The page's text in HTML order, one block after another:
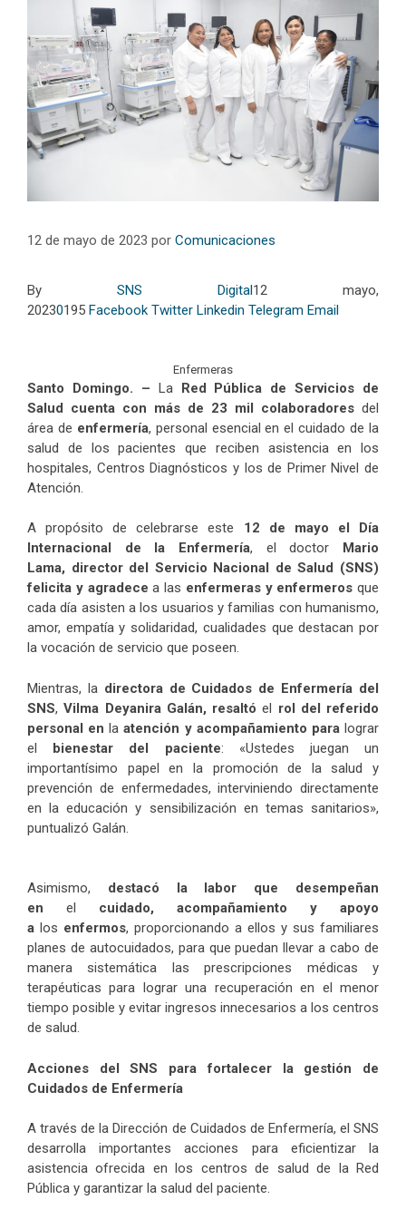
12 de mayo de 2023 por Comunicaciones
By SNS Digital12 mayo,
20230195 Facebook Twitter Linkedin Telegram Email
Enfermeras
Santo Domingo. – La Red Pública de Servicios de
Salud cuenta con más de 23 mil colaboradores del
área de enfermería, personal esencial en el cuidado de la
salud de los pacientes que reciben asistencia en los
hospitales, Centros Diagnósticos y los de Primer Nivel de
Atención.
A propósito de celebrarse este 12 de mayo el Día
Internacional de la Enfermería, el doctor Mario
Lama, director del Servicio Nacional de Salud (SNS)
felicita y agradece a las enfermeras y enfermeros que
cada día asisten a los usuarios y familias con humanismo,
amor, empatía y solidaridad, cualidades que destacan por
la vocación de servicio que poseen.
Mientras, la directora de Cuidados de Enfermería del
SNS,Vilma Deyanira Galán, resaltó el rol del referido
personal en laatención y acompañamiento paralograr
el bienestar del paciente: «Ustedes juegan un
importantísimo papel en la promoción de la salud y
prevención de enfermedades, interviniendo directamente
en la educación y sensibilización en temas sanitarios»,
puntualizó Galán.
Asimismo, destacó la labor que desempeñan
en el cuidado, acompañamiento y apoyo
a los enfermos, proporcionando a ellos y sus familiares
planes de autocuidados, para que puedan llevar a cabo de
manera sistemática las prescripciones médicas y
terapéuticas para lograr una recuperación en el menor
tiempo posible y evitar ingresos innecesarios a los centros
de salud.
Acciones del SNS para fortalecer la gestión de
Cuidados de Enfermería
A través de la Dirección de Cuidados de Enfermería, el SNS
desarrolla importantes acciones para eficientizar la
asistencia ofrecida en los centros de salud de la Red
Pública y garantizar la salud del paciente.